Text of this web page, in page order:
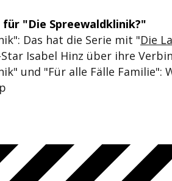
"Die Spreewaldklinik?"
Das hat die Serie mit "Die
Isabel Hinz über ihre
und "Für alle Fälle Familie":